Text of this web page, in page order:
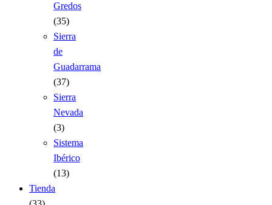
Gredos
(35)
Sierra
de
Guadarrama
(37)
Sierra
Nevada
(3)
Sistema
Ibérico
(13)
Tienda